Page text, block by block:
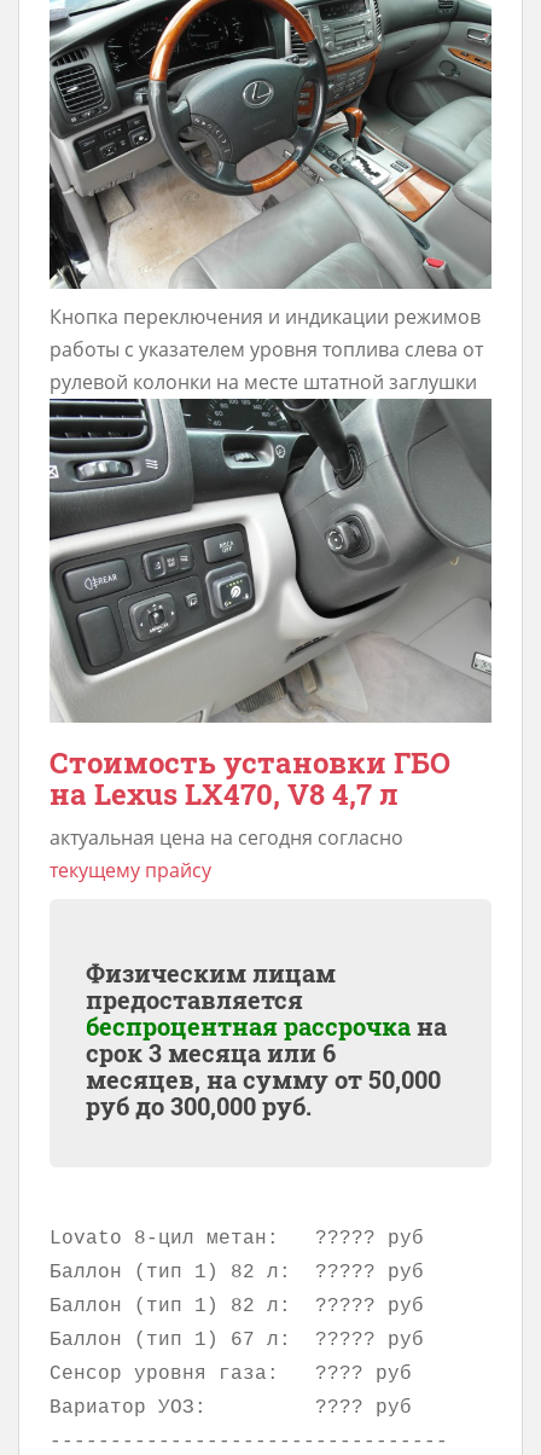
Кнопка переключения и индикации режимов
работы с указателем уровня топлива слева от
рулевой колонки на месте штатной заглушки
Стоимость установки ГБО
на Lexus LX470, V8 4,7 л
актуальная цена на сегодня согласно
текущему прайсу
Физическим лицам
предоставляется
беспроцентная рассрочкана
срок 3 месяца или 6
месяцев, на сумму от50,000
руб до300,000руб.
Lovato 8-цил метан:
????? руб
Баллон (тип 1) 82 л:
????? руб
Баллон (тип 1) 82 л:
????? руб
Баллон (тип 1) 67 л:
????? руб
Сенсор уровня газа:
???? руб
Вариатор УОЗ:
???? руб
---------------------------------